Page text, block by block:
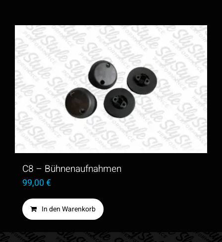
C8 – Bühnenaufnahmen
99,00€
In den Warenkorb